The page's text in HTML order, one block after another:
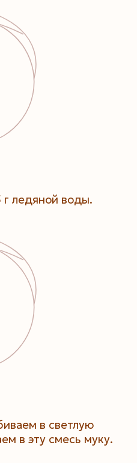
ледяной воды.
в светлую
в эту смесь муку.